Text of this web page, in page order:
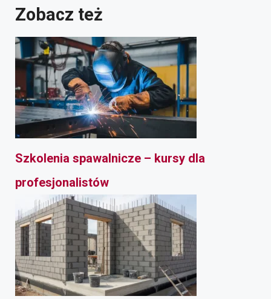
Zobacz też
Szkolenia spawalnicze – kursy dla
profesjonalistów